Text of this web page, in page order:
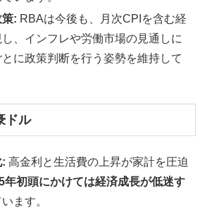
: RBAは今後も、月次CPIを含む経
、インフレや労働市場の見通しに
に政策判断を行う姿勢を維持して
ドル
: 高金利と生活費の上昇が家計を圧迫
年初頭にかけては経済成長が低迷す
ます。